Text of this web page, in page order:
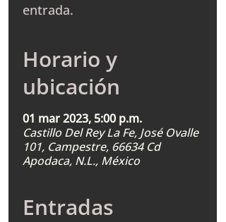
entrada.
Horario y
ubicación
01 mar 2023, 5:00 p.m.
Castillo Del Rey La Fe, José Ovalle
101, Campestre, 66634 Cd
Apodaca, N.L., México
Entradas